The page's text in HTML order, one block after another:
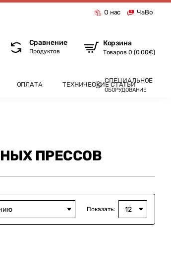
О нас ЧаВо
Сравнение
Продуктов
Корзина
Товаров 0 (0.00€)
ОПЛАТА ТЕХНИЧЕСКИЕ СТАТЬИ
СПЕЦИАЛЬНОЕ
ОБОРУДОВАНИЕ
ПРЕССОВ
Показать: